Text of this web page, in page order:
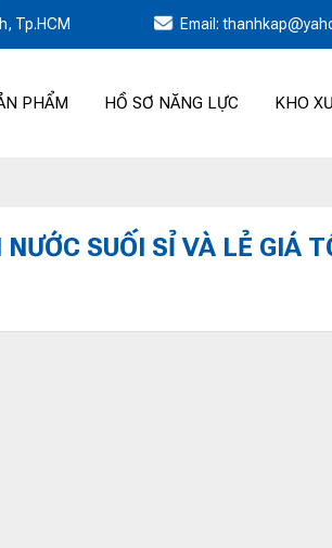
Tp.HCM Email:
PHẨM HỒ SƠ NĂNG LỰC KHO
SUỐI SỈ VÀ LẺ GIÁ